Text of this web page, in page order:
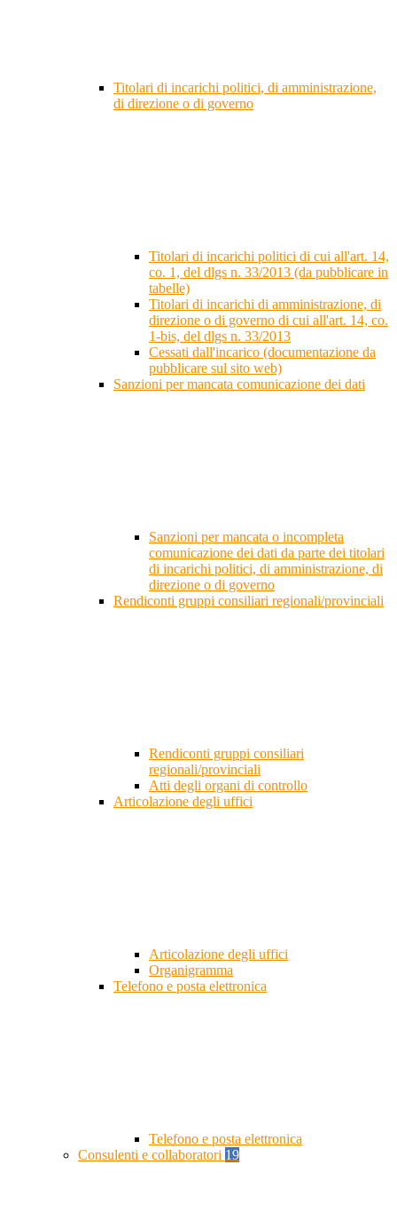
Titolari di incarichi politici, di amministrazione,
di direzione o di governo
Titolari di incarichi politici di cui all'art. 14,
co. 1, del dlgs n. 33/2013 (da pubblicare in
tabelle)
Titolari di incarichi di amministrazione, di
direzione o di governo di cui all'art. 14, co.
1-bis, del dlgs n. 33/2013
Cessati dall'incarico (documentazione da
pubblicare sul sito web)
Sanzioni per mancata comunicazione dei dati
Sanzioni per mancata o incompleta
comunicazione dei dati da parte dei titolari
di incarichi politici, di amministrazione, di
direzione o di governo
Rendiconti gruppi consiliari regionali/provinciali
Rendiconti gruppi consiliari
regionali/provinciali
Atti degli organi di controllo
Articolazione degli uffici
Articolazione degli uffici
Organigramma
Telefono e posta elettronica
Telefono e posta elettronica
Consulenti e collaboratori 19